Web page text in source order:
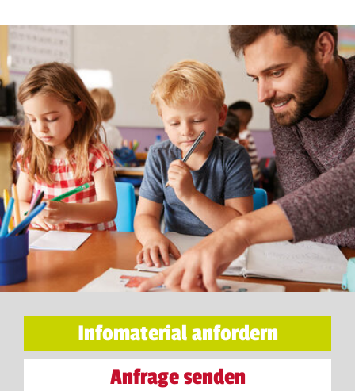
Infomaterial anfordern
Anfrage senden